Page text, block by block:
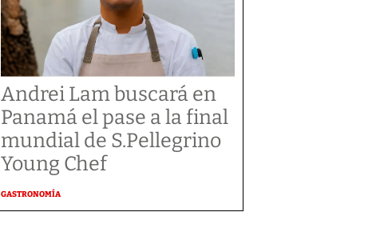
Andrei Lam buscará en
Panamá el pase a la final
mundial de S.Pellegrino
Young Chef
GASTRONOMÍA